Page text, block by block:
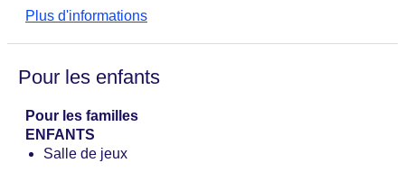
Restaurant
Plus d'informations
Pour les enfants
Pour les familles
ENFANTS
Salle de jeux